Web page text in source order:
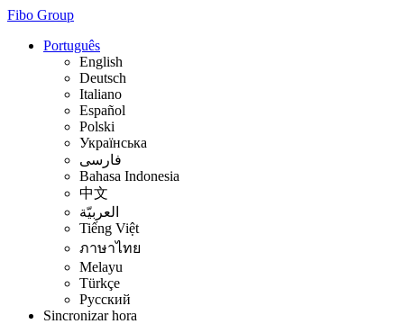
Fibo Group
Português
English
Deutsch
Italiano
Español
Polski
Українська
فارسی
Bahasa Indonesia
中文
العربيّة
Tiếng Việt
ภาษาไทย
Melayu
Türkçe
Русский
Sincronizar hora